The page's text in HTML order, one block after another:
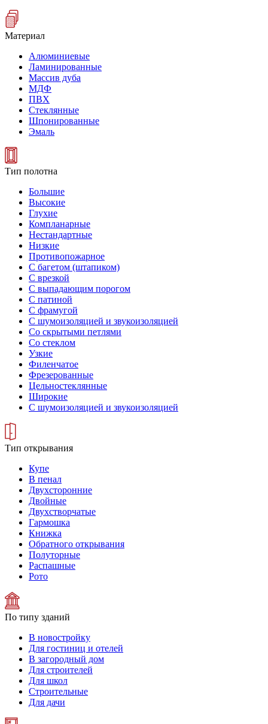
Материал
Алюминиевые
Ламинированные
Массив дуба
МДФ
ПВХ
Стеклянные
Шпонированные
Эмаль
Тип полотна
Большие
Высокие
Глухие
Компланарные
Нестандартные
Низкие
Противопожарное
С багетом (штапиком)
С врезкой
С выпадающим порогом
С патиной
С фрамугой
С шумоизоляцией и звукоизоляцией
Со скрытыми петлями
Со стеклом
Узкие
Филенчатое
Фрезерованные
Цельностеклянные
Широкие
С шумоизоляцией и звукоизоляцией
Тип открывания
Купе
В пенал
Двухсторонние
Двойные
Двухстворчатые
Гармошка
Книжка
Обратного открывания
Полуторные
Распашные
Рото
По типу зданий
В новостройку
Для гостиниц и отелей
В загородный дом
Для строителей
Для школ
Строительные
Для дачи